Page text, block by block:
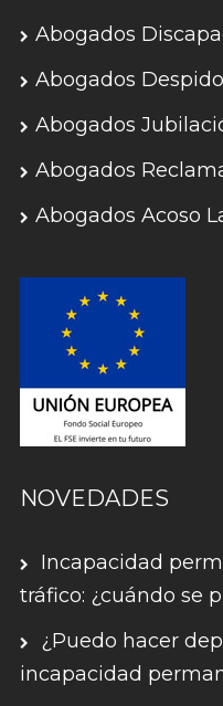
Abogados
Abogados
Abogados
Abogados
Abogados Acoso
NOVEDADES
Incapacidad
tráfico: ¿cuándo se
¿Puedo hacer
incapacidad